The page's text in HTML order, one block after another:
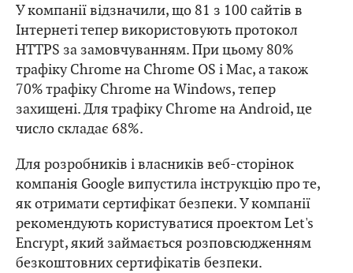
У компанії відзначили, що 81 з 100 сайтів в
Інтернеті тепер використовують протокол
HTTPS за замовчуванням. При цьому 80%
трафіку Chrome на Chrome OS і Mac, а також
70% трафіку Chrome на Windows, тепер
захищені. Для трафіку Chrome на Android, це
число складає 68%.
Для розробників і власників веб-сторінок
компанія Google випустила інструкцію про те,
як отримати сертифікат безпеки. У компанії
рекомендують користуватися проектом Let's
Encrypt, який займається розповсюдженням
безкоштовних сертифікатів безпеки.